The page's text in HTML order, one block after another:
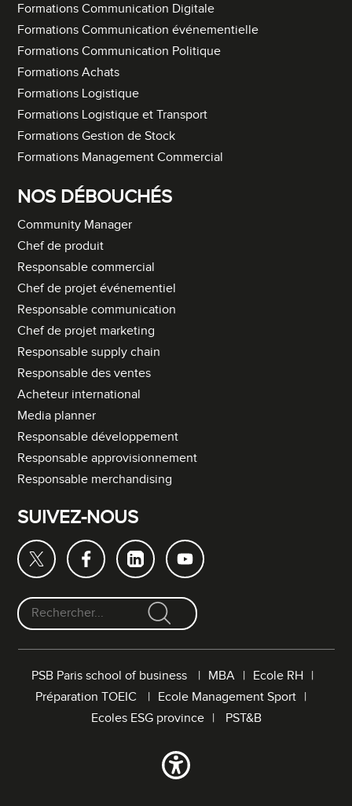
Formations Communication Digitale
Formations Communication événementielle
Formations Communication Politique
Formations Achats
Formations Logistique
Formations Logistique et Transport
Formations Gestion de Stock
Formations Management Commercial
NOS DÉBOUCHÉS
Community Manager
Chef de produit
Responsable commercial
Chef de projet événementiel
Responsable communication
Chef de projet marketing
Responsable supply chain
Responsable des ventes
Acheteur international
Media planner
Responsable développement
Responsable approvisionnement
Responsable merchandising
SUIVEZ-NOUS
F
PSB Paris school of business MBA
Ecole RH
Préparation TOEIC
Ecole Management Sport
Ecoles ESG province
PST&B